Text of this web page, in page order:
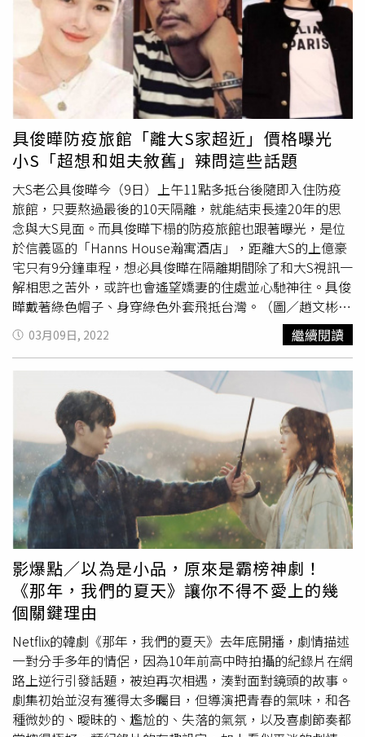
賢表示，從高中時期的夢想就是能成為一名演員，與劇中女
主角陳智媛相似之處就是夢想成真，加上她是學校系列的忠
實觀眾，讓她覺得非演不可，也非常感謝導演給了她機會。
尚未有初戀的趙怡賢被問到與金曜漢的青澀吻戲時，趙怡賢
說：「可能是因為都是1999年出生的同齡人，所以非常有
默契，一次就完成沒有NG，只是天氣太冷了。」。趙怡賢
被封為「最美班長」、「最美半屍」。（圖／龍華電視提
供）《學校2021》男主角孔基俊由演出韓版《致我們單純
的小美好》、《PRODUCE X 101》選秀男團「X1」出身的
金曜漢飾演，金曜漢出道前是跆拳道國家代表常備軍，擁有
13年跆拳道經歷，曾於全國少年體育大會中獲得過2次金
牌，但因為腳傷最終放棄運動員生涯，與男主角孔基俊的體
育背景相似。孔基俊因傷放棄11年的夢想「跆拳道選手」，
與爺爺居住的房子也即將被拍賣，對於未來人生感到徬徨，
相較之下，同窗好友陳智媛已經開始朝著夢想前進。金曜漢
表示與鄭英周(秋英宇 飾)在海邊吵架的一場戲讓他印象深
刻，雖然播出只有幾分鐘的片段，但兩人在寒冷冬天扭打成
一團，衣服都被海水弄濕了。對於今後想挑戰的角色，他
說：「我想挑戰浪漫題材，像是崔宇植前輩在《那年，我們
的夏天》中扮演的崔雄一角。」。高人氣的男星金曜漢在
《學校2021》與男主角孔基俊的體育背景相似。（圖／龍
華電視提供）《學校2021》是超過20年的《學校》系列第8
部作品，講述一群不以升大學為目標的高職生，在迷惘的青
春裡尋找夢想的成長故事，面對相依為命的家人、知心好友
的離去，一夕之間被迫長大，同儕間的相處之道，懵懂初戀
的告白，成人間的權力誘惑，老師們的明哲保身，學校對於
孩子來說是怎樣的存在呢？裡面有一段話：「所有行為背
後，都有不為人知的原因。」也許在當下，那個令你氣憤的
行為，卻有著令人為之動容的故事，此劇希望年輕人可以學
習：「尋找夢想，不要害怕失敗；試著用同理心，與人相
處」。
具俊曄防疫旅館「離大S家超近」價格曝光
小S「超想和姐夫敘舊」辣問這些話題
大S老公具俊曄今（9日）上午11點多抵台後隨即入住防疫
旅館，只要熬過最後的10天隔離，就能結束長達20年的思
念與大S見面。而具俊曄下榻的防疫旅館也跟著曝光，是位
於信義區的「Hanns House瀚寓酒店」，距離大S的上億豪
宅只有9分鐘車程，想必具俊曄在隔離期間除了和大S視訊一
解相思之苦外，或許也會遙望嬌妻的住處並心馳神往。具俊
曄戴著綠色帽子、身穿綠色外套飛抵台灣。（圖／趙文彬
攝）戴著綠色帽子、身穿綠色外套的具俊曄，下機後在工作
人員引導下前往管制區內的採檢站採檢，並在1個多小時後
順利出關，還在搭乘防疫計程車時主動向媒體打招呼，顯然
心情極佳。據悉，具俊曄入住的瀚寓酒店房價約8,240元到
10,973元不等，具俊曄隔離10天大約要價8萬元，且飯店距
離大S在松勇路的豪宅，僅有2.2公里，車程也只需要9分鐘
左右。具俊曄日前接受韓媒採訪表示，這次來台預計停留2
個月，除了拜訪大S家人外，也期待能和嬌妻的2個孩子好好
相處。對於新姐夫的到來，小S向《中國時報》表示，非常
期待能見到具俊曄，「看他過得好不好什麼的。然後最主要
還是想問他認不認識
崔宇植、張赫、朴敘俊還有李鐘碩這類
的明星，如果認識，下次到韓國，大家就可以交個朋友」。
此外，小S先前出席新節目《小姐不熙娣》記者會，被問及
姐姐現狀時表示大S狀態好到不行：「我問她到底做了什
麼，她說就追劇、陪小孩，什麼都沒做。」對照具俊曄「得
知大S離婚後立刻聯絡她」的說法，顯然大S當時就已經得到
了愛情的滋潤。
03月09日, 2022 繼續閱讀
影爆點／以為是小品，原來是霸榜神劇！
《那年，我們的夏天》讓你不得不愛上的幾
個關鍵理由
Netflix的韓劇《那年，我們的夏天》去年底開播，劇情描述
一對分手多年的情侶，因為10年前高中時拍攝的紀錄片在網
路上逆行引發話題，被迫再次相遇，湊對面對鏡頭的故事。
劇集初始並沒有獲得太多矚目，但導演把青春的氣味，和各
種微妙的、曖昧的、尷尬的、失落的氣氛，以及喜劇節奏都